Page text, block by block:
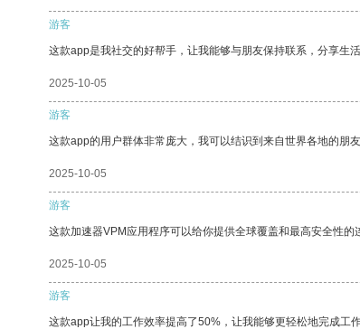
游客
这款app是我社交的好帮手，让我能够与朋友保持联系，分享生活
2025-10-05
游客
这款app的用户群体非常庞大，我可以结识到来自世界各地的朋友
2025-10-05
游客
这款加速器VPM应用程序可以给你提供全球覆盖和最高安全性的
2025-10-05
游客
这款app让我的工作效率提高了50%，让我能够更轻松地完成工